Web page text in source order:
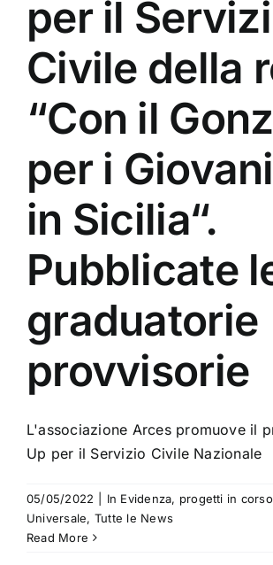
per il
Civile della
“Con il
per i
in Sicilia“.
Pubblicate
graduatorie
provvisorie
L'associazione Arces promuove il
Up per il Servizio Civile Nazionale
05/05/2022 In Evidenza, progetti in corso
Universale, Tutte le News
Read More